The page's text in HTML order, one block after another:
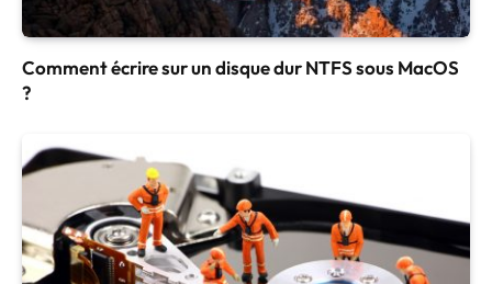
Comment écrire sur un disque dur NTFS sous MacOS
?